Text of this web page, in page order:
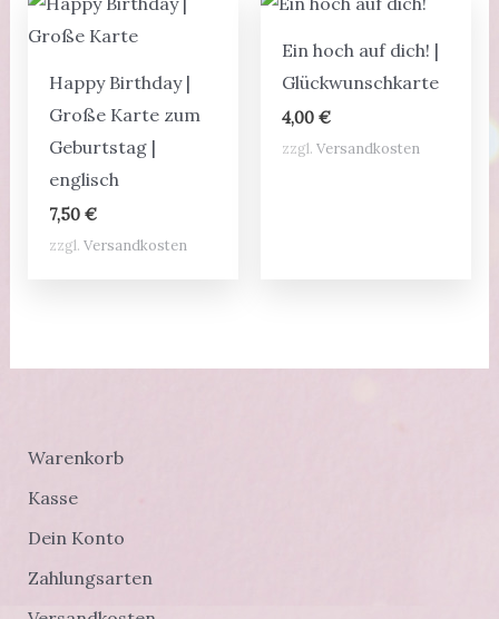
Happy Birthday |
Große Karte zum
Geburtstag |
englisch
7,50 €
zzgl. Versandkosten
Ein hoch auf dich! |
Glückwunschkarte
4,00€
zzgl.Versandkosten
Warenkorb
Kasse
Dein Konto
Zahlungsarten